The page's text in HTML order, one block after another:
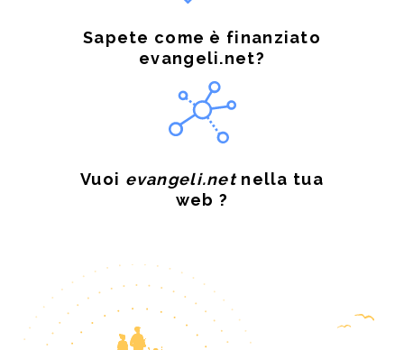
Sapete come è finanziato
evangeli.net?
Vuoi evangeli.netnella tua
web ?